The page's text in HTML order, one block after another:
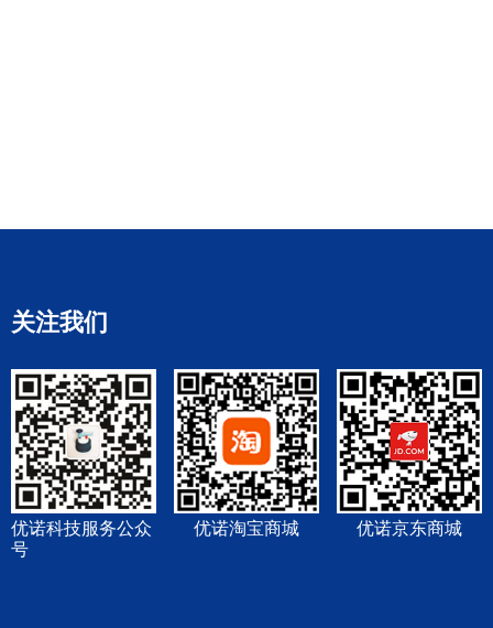
关注我们
优诺科技服务公众
号
优诺淘宝商城 优诺京东商城